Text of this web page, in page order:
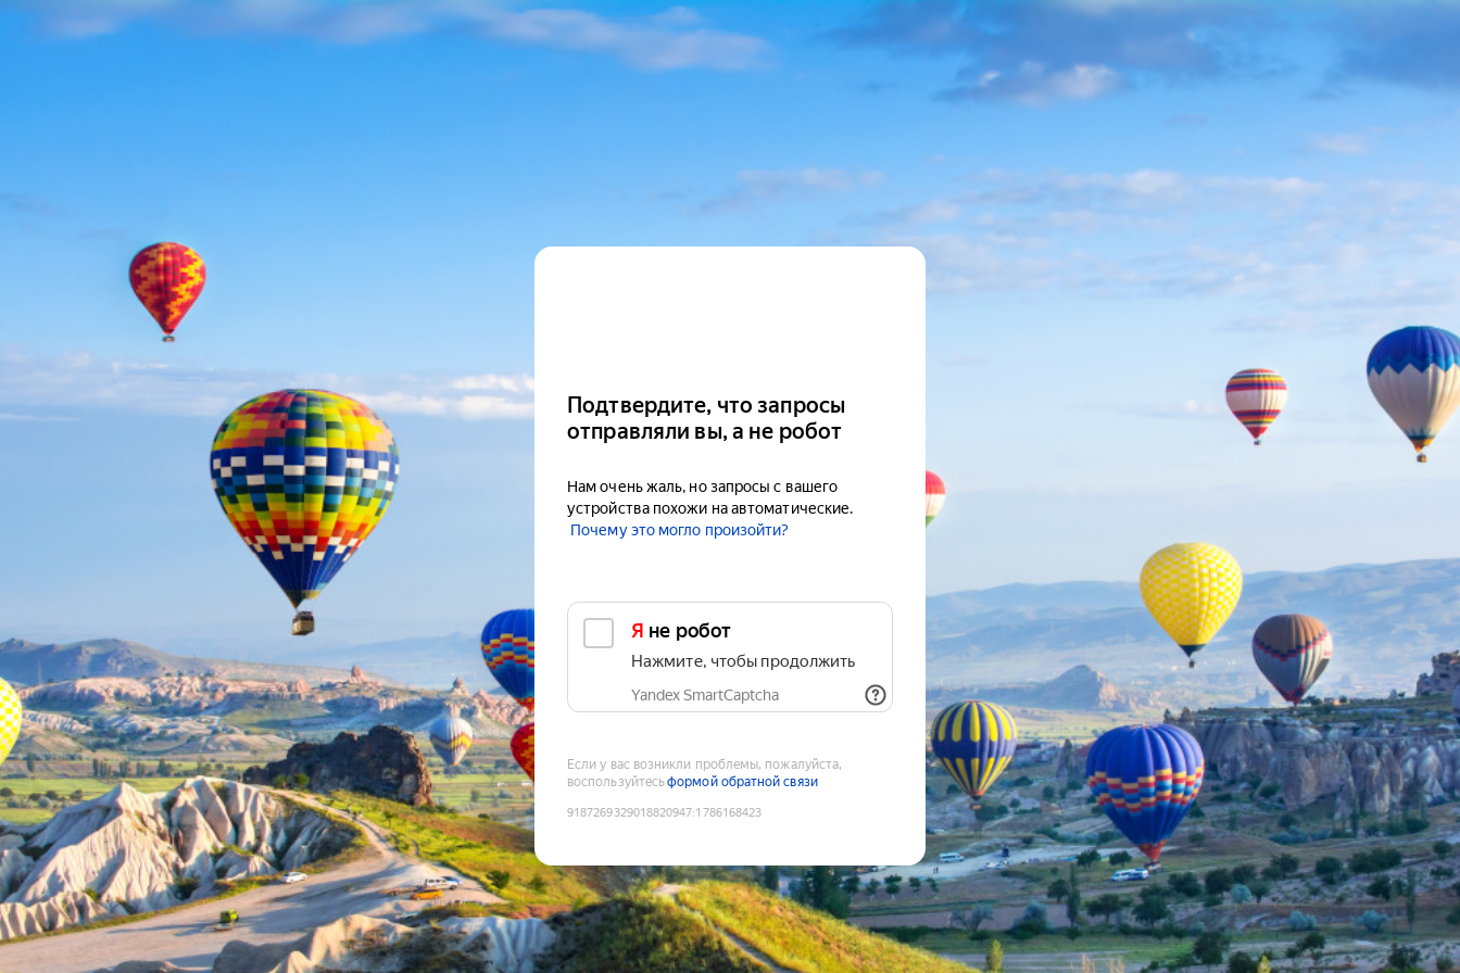
Подтвердите, что запросы
отправляли вы, а не робот
Нам очень жаль, но запросы с вашего
устройства похожи на автоматические.
Почему это могло произойти?
Я не робот
Нажмите, чтобы продолжить
Yandex SmartCaptcha
Если у вас возникли проблемы, пожалуйста,
воспользуйтесьформой обратной связи
9187269329018820947:1786168423